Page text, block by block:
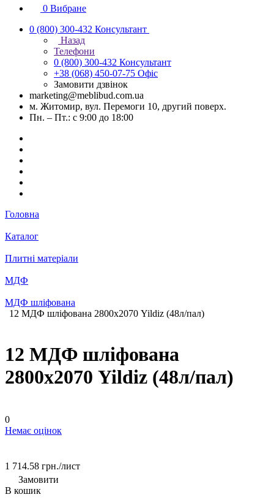
0 Вибране
0 (800) 300-432 Консультант
Назад
Телефони
0 (800) 300-432 Консультант
+38 (068) 450-07-75 Офіс
Замовити дзвінок
marketing@meblibud.com.ua
м. Житомир, вул. Перемоги 10, другий поверх.
Пн. – Пт.: с 9:00 до 18:00
Головна
Каталог
Плитні матеріали
МДФ
МДФ шліфована
12 МДФ шліфована 2800х2070 Yildiz (48л/пал)
12 МДФ шліфована
2800х2070 Yildiz (48л/пал)
0
Немає оцінок
1 714.58 грн./лист
Замовити
В кошик